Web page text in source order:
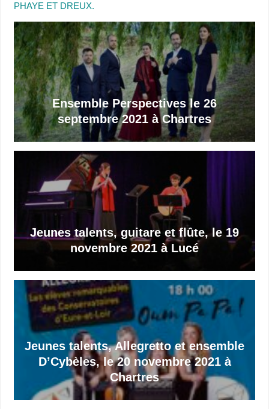
PHAYE ET DREUX.
Ensemble Perspectives le 26
septembre 2021 à Chartres
Jeunes talents, guitare et flûte, le 19
novembre 2021 à Lucé
Jeunes talents, Allegretto et ensemble
D’Cybèles, le 20 novembre 2021 à
Chartres